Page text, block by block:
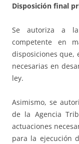
Disposición final
Se autoriza a
competente en
disposiciones que,
necesarias en
ley.
Asimismo, se
de la Agencia
actuaciones
para la ejecución